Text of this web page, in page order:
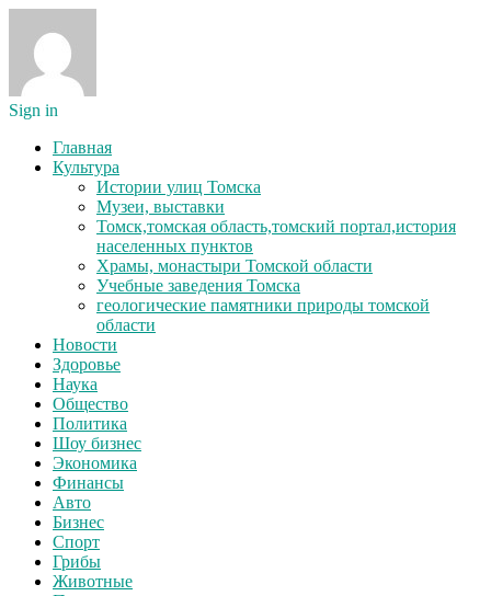
Sign in
Главная
Культура
Истории улиц Томска
Музеи, выставки
Томск,томская область,томский портал,история
населенных пунктов
Храмы, монастыри Томской области
Учебные заведения Томска
геологические памятники природы томской
области
Новости
Здоровье
Наука
Общество
Политика
Шоу бизнес
Экономика
Финансы
Авто
Бизнес
Спорт
Грибы
Животные